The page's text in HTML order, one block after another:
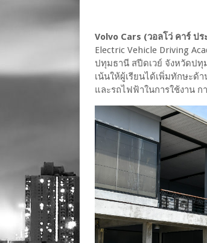
Volvo Cars (วอลโว่ คาร์ ปร
Electric Vehicle Driving
ปทุมธานี สปีดเวย์ จังหวัดปทุ
เน้นให้ผู้เรียนได้เพิ่มทักษะด้
และรถไฟฟ้าในการใช้งาน ก